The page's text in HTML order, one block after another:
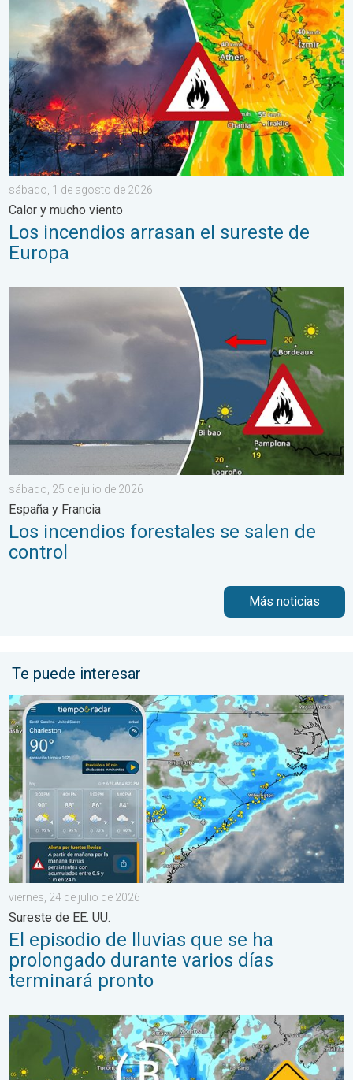
sábado, 1 de agosto de 2026
Calor y mucho viento
Los incendios arrasan el sureste de
Europa
Los incendios forestales se salen de control. España y
sábado, 25 de julio de 2026
España y Francia
Los incendios forestales se salen de
control
Más noticias
Te puede interesar
El episodio de lluvias que se ha prolongado durante varios
viernes, 24 de julio de 2026
Sureste de EE. UU.
El episodio de lluvias que se ha
prolongado durante varios días
terminará pronto
Lluvias intensas en el noreste. Posibles inundaciones. . .